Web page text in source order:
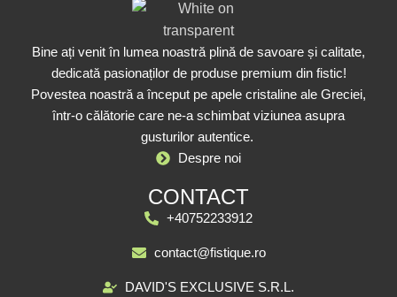
Bine ați venit în lumea noastră plină de savoare și calitate,
dedicată pasionaților de produse premium din fistic!
Povestea noastră a început pe apele cristaline ale Greciei,
într-o călătorie care ne-a schimbat viziunea asupra
gusturilor autentice.
Despre noi
CONTACT
+40752233912
contact@fistique.ro
DAVID'S EXCLUSIVE S.R.L.